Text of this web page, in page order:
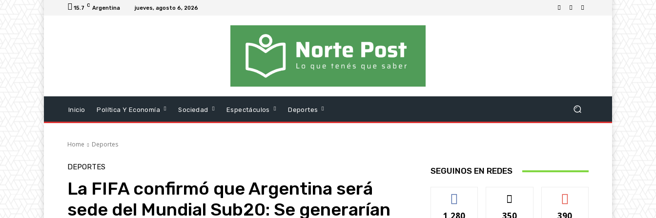
15.7 C Argentina jueves, agosto 6, 2026
Inicio Política Y Economía Sociedad Espectáculos Deportes
Home Deportes
DEPORTES
La FIFA confirmó que Argentina será
sede del Mundial Sub20: Se generarían
SEGUINOS EN REDES